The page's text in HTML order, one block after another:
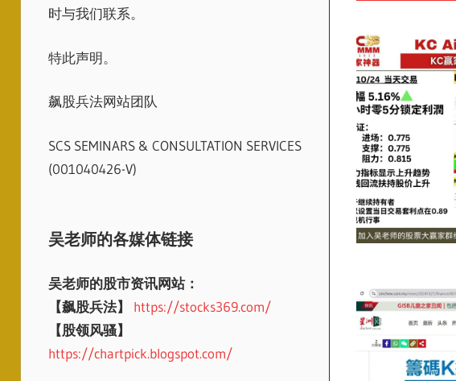
时与我们联系。
特此声明。
飙股兵法网站团队
SCS SEMINARS & CONSULTATION SERVICES
(001040426-V)
吴老师的各媒体链接
吴老师的股市资讯网站：
【飙股兵法】
https://stocks369.com/
【股领风骚】
https://chartpick.blogspot.com/